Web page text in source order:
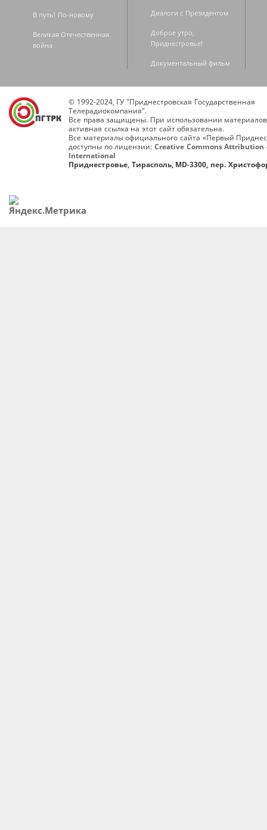
В путь! По-новому
Великая Отечественная
война
Диалоги с Президентом
Доброе утро,
Приднестровье!
Документальный фильм
© 1992-2024, ГУ "Приднестровская Государственная
Телерадиокомпания".
Все права защищены. При использовании
активная ссылка на этот сайт обязательна.
Все материалы официального сайта «Первый
доступны по лицензии: Creative Commons Attribution
International
Приднестровье, Тирасполь, MD-3300, пер.